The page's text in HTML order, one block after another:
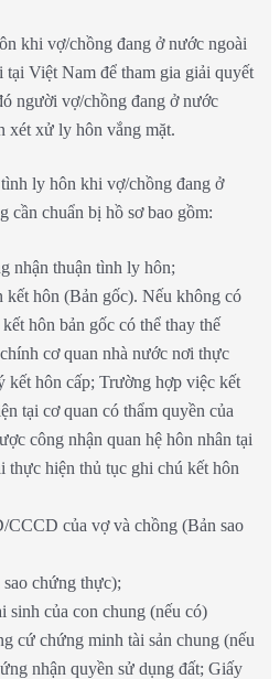
khi vợ/chồng đang ở nước ngoài
Việt Nam để tham gia giải quyết
người vợ/chồng đang ở nước
xét xử ly hôn vắng mặt.
ly hôn khi vợ/chồng đang ở
cần chuẩn bị hồ sơ bao gồm:
nhận thuận tình ly hôn;
kết hôn (Bản gốc). Nếu không có
hôn bản gốc có thể thay thế
cơ quan nhà nước nơi thực
kết hôn cấp; Trường hợp việc kết
tại cơ quan có thẩm quyền của
công nhận quan hệ hôn nhân tại
thực hiện thủ tục ghi chú kết hôn
của vợ và chồng (Bản sao
chứng thực);
sinh của con chung (nếu có)
cứ chứng minh tài sản chung (nếu
nhận quyền sử dụng đất; Giấy